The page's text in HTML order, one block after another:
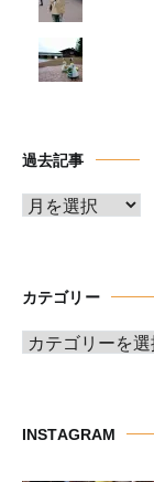
過去記事
ア
ブ
カテゴリー
カ
ー
INSTAGRAM